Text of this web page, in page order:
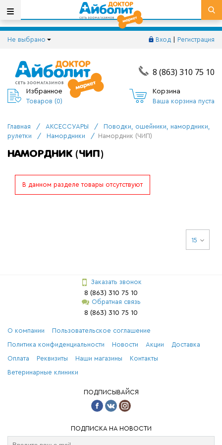
Не выбрано Вход Регистрация
8 (863) 310 75 10
Избранное
Товаров (0)
Корзина
Ваша корзина пуста
Главная / АКСЕССУАРЫ /
Поводки, ошейники, намордники,
рулетки
/ Намордники / Намордник (ЧИП)
НАМОРДНИК (ЧИП)
В данном разделе товары отсутствуют
15
Заказать звонок
8 (863) 310 75 10
Обратная связь
8 (863) 310 75 10
О компании Пользовательское соглашение
Политика конфиденциальности Новости Акции Доставка
Оплата Реквизиты Наши магазины Контакты
Ветеринарные клиники
ПОДПИСЫВАЙСЯ
ПОДПИСКА НА НОВОСТИ